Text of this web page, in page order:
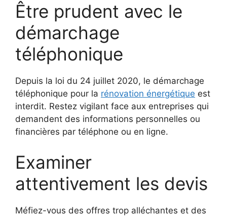
Être prudent avec le
démarchage
téléphonique
Depuis la loi du 24 juillet 2020, le démarchage
téléphonique pour la rénovation énergétique est
interdit. Restez vigilant face aux entreprises qui
demandent des informations personnelles ou
financières par téléphone ou en ligne.
Examiner
attentivement les devis
Méfiez-vous des offres trop alléchantes et des